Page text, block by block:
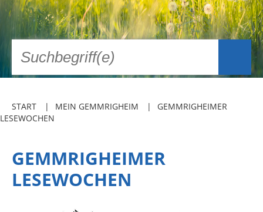
START MEIN GEMMRIGHEIM
GEMMRIGHEIMER
LESEWOCHEN
GEMMRIGHEIMER
LESEWOCHEN